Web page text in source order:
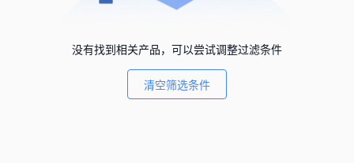
没有找到相关产品，可以尝试调整过滤条件
清空筛选条件